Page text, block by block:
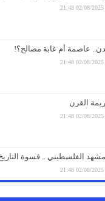
تفجر الشارع بالضالع.. هتافات
تصعيدية أوسع
02/08/2025 21:48
عاصمة أم غابة مصالح؟!
02/08/2025 21:48
القرن
02/08/2025 21:48
الفلسطيني .. قسوة
02/08/2025 21:48